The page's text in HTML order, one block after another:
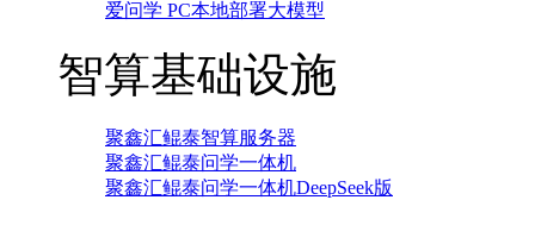
爱问学 PC本地部署大模型
智算基础设施
聚鑫汇鲲泰智算服务器
聚鑫汇鲲泰问学一体机
聚鑫汇鲲泰问学一体机DeepSeek版